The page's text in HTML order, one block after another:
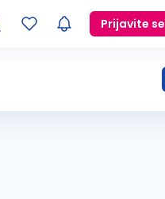
Prijavite se